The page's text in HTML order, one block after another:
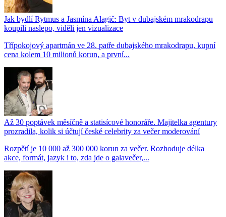
Jak bydlí Rytmus a Jasmína Alagič: Byt v dubajském mrakodrapu
koupili naslepo, viděli jen vizualizace
Třípokojový apartmán ve 28. patře dubajského mrakodrapu, kupní
cena kolem 10 milionů korun, a první...
Až 30 poptávek měsíčně a statisícové honoráře. Majitelka agentury
prozradila, kolik si účtují české celebrity za večer moderování
Rozpětí je 10 000 až 300 000 korun za večer. Rozhoduje délka
akce, formát, jazyk i to, zda jde o galavečer,...